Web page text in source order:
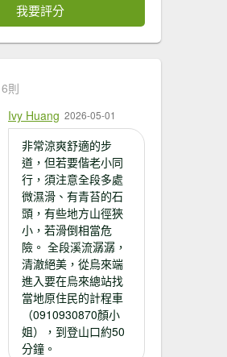
我要評分
6則
Ivy Huang 2026-05-01
非常涼爽舒適的步
道，但若要偕老小同
行，須注意全段多處
微濕滑、有青苔的石
頭，有些地方山徑狹
小，若滑倒相當危
險。 全段溪流潺潺，
清澈絕美，從烏來端
進入要在烏來總站找
當地原住民的計程車
（0910930870顏小
姐），到登山口約50
分鐘。